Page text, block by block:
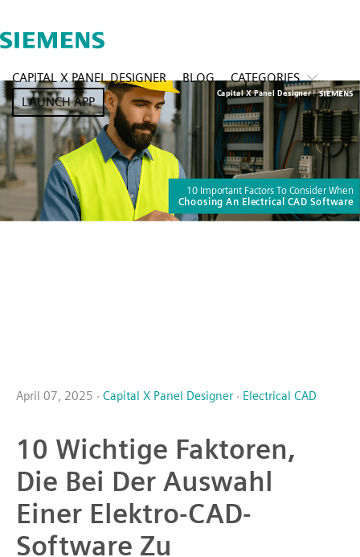
CAPITAL X PANEL DESIGNER BLOG
CATEGORIES
LAUNCH APP
April 07, 2025 · Capital X Panel Designer · Electrical CAD
10 Wichtige Faktoren,
Die Bei Der Auswahl
Einer Elektro-CAD-
Software Zu